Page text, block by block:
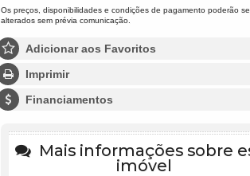
Os preços, disponibilidades e condições de pagamento poderão
alterados sem prévia comunicação.
Adicionar aos Favoritos
Imprimir
Financiamentos
Mais informações sobre
imóvel